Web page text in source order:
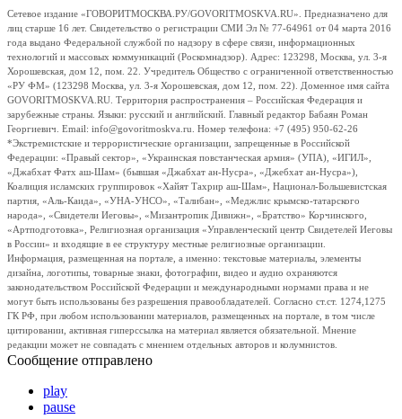
Сетевое издание «ГОВОРИТМОСКВА.РУ/GOVORITMOSKVA.RU». Предназначено для
лиц старше 16 лет. Свидетельство о регистрации СМИ Эл № 77-64961 от 04 марта 2016
года выдано Федеральной службой по надзору в сфере связи, информационных
технологий и массовых коммуникаций (Роскомнадзор). Адрес: 123298, Москва, ул. 3-я
Хорошевская, дом 12, пом. 22. Учредитель Общество с ограниченной ответственностью
«РУ ФМ» (123298 Москва, ул. 3-я Хорошевская, дом 12, пом. 22). Доменное имя сайта
GOVORITMOSKVA.RU. Территория распространения – Российская Федерация и
зарубежные страны. Языки: русский и английский. Главный редактор Бабаян Роман
Георгиевич. Email: info@govoritmoskva.ru. Номер телефона: +7 (495) 950-62-26
*Экстремистские и террористические организации, запрещенные в Российской
Федерации: «Правый сектор», «Украинская повстанческая армия» (УПА), «ИГИЛ»,
«Джабхат Фатх аш-Шам» (бывшая «Джабхат ан-Нусра», «Джебхат ан-Нусра»),
Коалиция исламских группировок «Хайят Тахрир аш-Шам», Национал-Большевистская
партия, «Аль-Каида», «УНА-УНСО», «Талибан», «Меджлис крымско-татарского
народа», «Свидетели Иеговы», «Мизантропик Дивижн», «Братство» Корчинского,
«Артподготовка», Религиозная организация «Управленческий центр Свидетелей Иеговы
в России» и входящие в ее структуру местные религиозные организации.
Информация, размещенная на портале, а именно: текстовые материалы, элементы
дизайна, логотипы, товарные знаки, фотографии, видео и аудио охраняются
законодательством Российской Федерации и международными нормами права и не
могут быть использованы без разрешения правообладателей. Согласно ст.ст. 1274,1275
ГК РФ, при любом использовании материалов, размещенных на портале, в том числе
цитировании, активная гиперссылка на материал является обязательной. Мнение
редакции может не совпадать с мнением отдельных авторов и колумнистов.
Сообщение отправлено
play
pause